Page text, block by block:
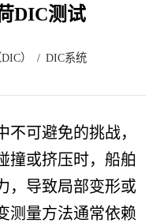
DIC测试
） DIC系统
可避免的挑战，
撞或挤压时，船舶
，导致局部变形或
测量方法通常依赖